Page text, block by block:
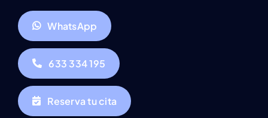
WhatsApp
633 334 195
Reserva tu cita